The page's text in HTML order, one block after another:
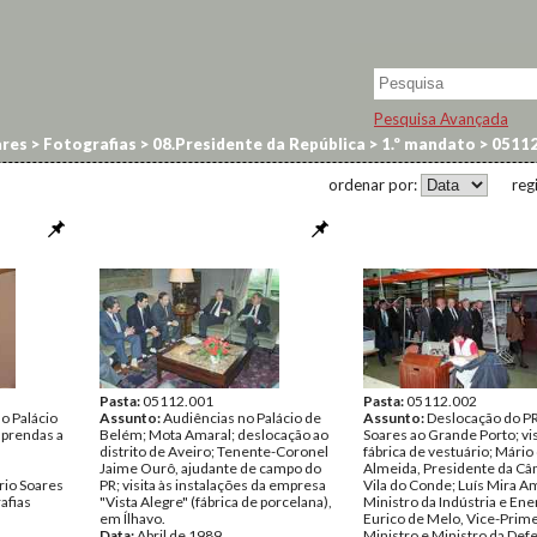
Pesquisa Avançada
> Fotografias > 08.Presidente da República > 1.º mandato >
ordenar por:
Palácio
a
Soares
Pasta:05112.001
Assunto:Audiências no Palácio de
Belém; Mota Amaral; deslocação ao
distrito de Aveiro; Tenente-Coronel
Jaime Ourô, ajudante de campo do
PR; visita às instalações da empresa
"Vista Alegre" (fábrica de porcelana),
em Ílhavo.
Pasta:05112.002
Assunto:Deslocação do
Soares ao Grande Porto;
fábrica de vestuário; Mário
Almeida, Presidente da
Vila do Conde; Luís Mira
Ministro da Indústria e
Eurico de Melo, Vice-